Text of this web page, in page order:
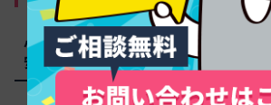
小規模ビジネス・中小企業・大企業そ
安と比較ポイント